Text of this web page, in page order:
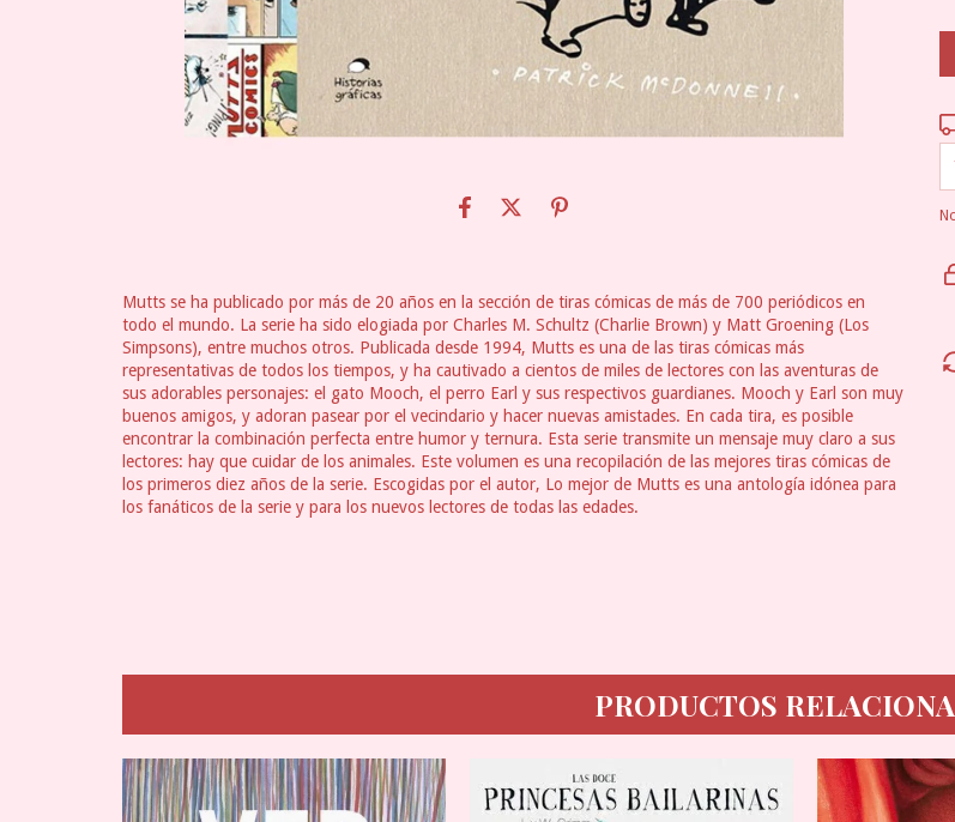
Mutts se ha publicado por más de 20 años en la sección de tiras cómicas de más de 700 periódicos en
todo el mundo. La serie ha sido elogiada por Charles M. Schultz (Charlie Brown) y Matt Groening (Los
Simpsons), entre muchos otros. Publicada desde 1994, Mutts es una de las tiras cómicas más
representativas de todos los tiempos, y ha cautivado a cientos de miles de lectores con las aventuras de
sus adorables personajes: el gato Mooch, el perro Earl y sus respectivos guardianes. Mooch y Earl son muy
buenos amigos, y adoran pasear por el vecindario y hacer nuevas amistades. En cada tira, es posible
encontrar la combinación perfecta entre humor y ternura. Esta serie transmite un mensaje muy claro a sus
lectores: hay que cuidar de los animales. Este volumen es una recopilación de las mejores tiras cómicas de
los primeros diez años de la serie. Escogidas por el autor, Lo mejor de Mutts es una antología idónea para
los fanáticos de la serie y para los nuevos lectores de todas las edades.
PRODUCTOS